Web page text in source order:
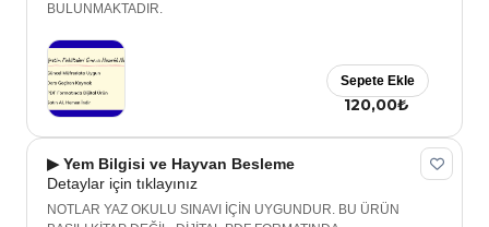
BULUNMAKTADIR.
120,00₺
Sepete Ekle
▶ Yem Bilgisi ve Hayvan Besleme
Detaylar için tıklayınız
NOTLAR YAZ OKULU SINAVI İÇİN UYGUNDUR. BU ÜRÜN